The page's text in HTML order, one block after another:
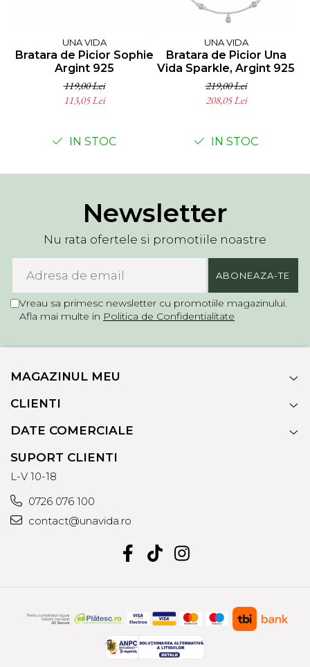
UNA VIDA
Bratara de Picior Sophie
Argint 925
119,00 Lei
113,05 Lei
IN STOC
UNA VIDA
Bratara de Picior Una
Vida Sparkle, Argint 925
219,00 Lei
208,05 Lei
IN STOC
Newsletter
Nu rata ofertele si promotiile noastre
Vreau sa primesc newsletter cu promotiile magazinului.
Afla mai multe in Politica de Confidentialitate
MAGAZINUL MEU
CLIENTI
DATE COMERCIALE
SUPORT CLIENTI
L-V 10-18
0726 076 100
contact@unavida.ro